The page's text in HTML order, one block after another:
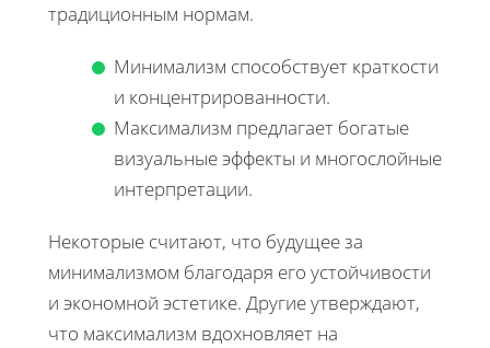
традиционным нормам.
Минимализм способствует краткости
и концентрированности.
Максимализм предлагает богатые
визуальные эффекты и многослойные
интерпретации.
Некоторые считают, что будущее за
минимализмом благодаря его устойчивости
и экономной эстетике. Другие утверждают,
что максимализм вдохновляет на